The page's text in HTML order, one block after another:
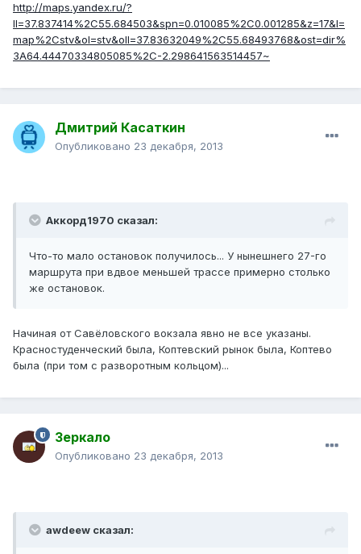
http://maps.yandex.ru/?
ll=37.837414%2C55.684503&spn=0.010085%2C0.001285&z=17&l=
map%2Cstv&ol=stv&oll=37.83632049%2C55.68493768&ost=dir%
3A64.44470334805085%2C-2.298641563514457~
Дмитрий Касаткин
Опубликовано 23 декабря, 2013
Аккорд1970 сказал:
Что-то мало остановок получилось... У нынешнего 27-го
маршрута при вдвое меньшей трассе примерно столько
же остановок.
Начиная от Савёловского вокзала явно не все указаны.
Красностуденческий была, Коптевский рынок была, Коптево
была (при том с разворотным кольцом)...
Зеркало
Опубликовано 23 декабря, 2013
awdeew сказал: